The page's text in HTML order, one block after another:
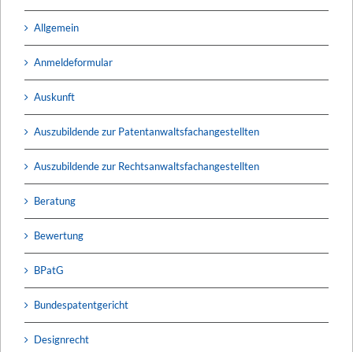
Allgemein
Anmeldeformular
Auskunft
Auszubildende zur Patentanwaltsfachangestellten
Auszubildende zur Rechtsanwaltsfachangestellten
Beratung
Bewertung
BPatG
Bundespatentgericht
Designrecht